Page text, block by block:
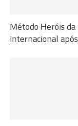
Método Heróis
internacional